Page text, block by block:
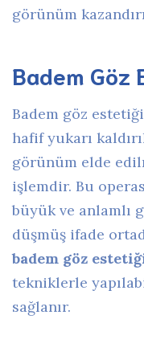
görünüm
Badem Göz
Badem göz
hafif yukarı
görünüm elde
işlemdir. Bu
büyük ve anlamlı
düşmüş ifade
badem göz
tekniklerle
sağlanır.